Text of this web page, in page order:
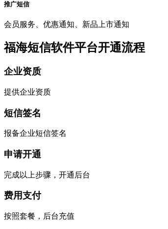
推广短信
会员服务、优惠通知、新品上市通知
福海短信软件平台开通流程
企业资质
提供企业资质
短信签名
报备企业短信签名
申请开通
完成以上步骤，开通后台
费用支付
按照套餐，后台充值